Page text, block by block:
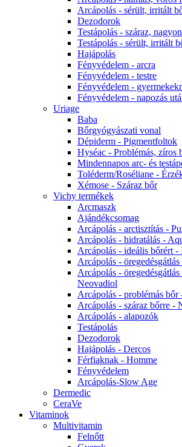
Arcápolás - sérült, irritált
Dezodorok
Testápolás - száraz,
Testápolás - sérült, irritált
Hajápolás
Fényvédelem - arcra
Fényvédelem - testre
Fényvédelem -
Fényvédelem - napozás
Uriage
Baba
Bőrgyógyászati vonal
Dépiderm - Pigmentfoltok
Hyséac - Problémás, zíros
Mindennapos arc- és
Toléderm/Roséliane -
Xémose - Száraz bőr
Vichy termékek
Arcmaszk
Ajándékcsomag
Arcápolás - arctisztítás -
Arcápolás - hidratálás -
Arcápolás - ideális bőrért -
Arcápolás -
Arcápolás -
Neovadiol
Arcápolás - problémás bőr
Arcápolás - száraz bőrre -
Arcápolás - alapozók
Testápolás
Dezodorok
Hajápolás - Dercos
Férfiaknak - Homme
Fényvédelem
Arcápolás-Slow Age
Dermedic
CeraVe
Vitaminok
Multivitamin
Felnőtt